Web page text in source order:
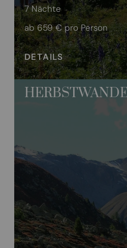
7 Nächte
ab 659 €pro Person
DETAILS